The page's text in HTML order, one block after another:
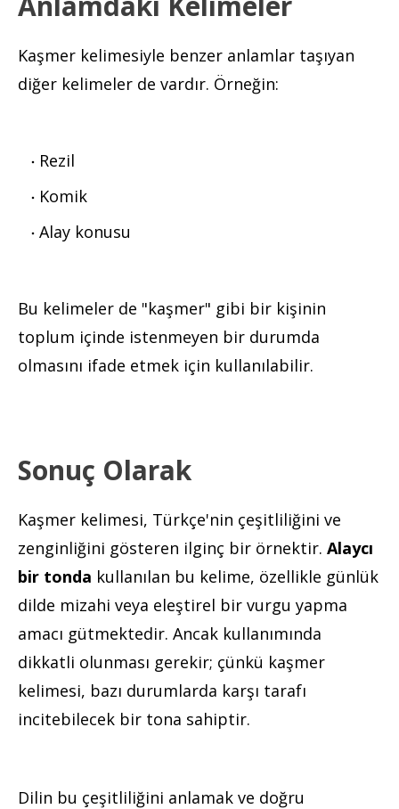
Kaşmer kelimesiyle benzer anlamlar taşıyan
diğer kelimeler de vardır. Örneğin:
Rezil
Komik
Alay konusu
Bu kelimeler de "kaşmer" gibi bir kişinin
toplum içinde istenmeyen bir durumda
olmasını ifade etmek için kullanılabilir.
Sonuç Olarak
Kaşmer kelimesi, Türkçe'nin çeşitliliğini ve
zenginliğini gösteren ilginç bir örnektir. Alaycı
bir tonda kullanılan bu kelime, özellikle günlük
dilde mizahi veya eleştirel bir vurgu yapma
amacı gütmektedir. Ancak kullanımında
dikkatli olunması gerekir; çünkü kaşmer
kelimesi, bazı durumlarda karşı tarafı
incitebilecek bir tona sahiptir.
Dilin bu çeşitliliğini anlamak ve doğru